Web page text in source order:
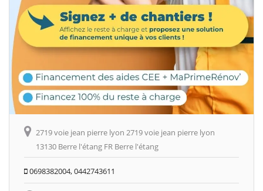
2719 voie jean pierre lyon 2719 voie jean pierre lyon
13130 Berre l'étang FR Berre l'étang
0698382004, 0442743611